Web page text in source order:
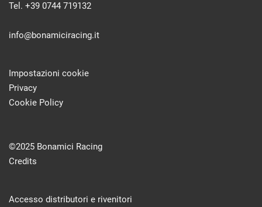
Tel. +39 0744 719132
info@bonamiciracing.it
Impostazioni cookie
Privacy
Cookie Policy
©2025 Bonamici Racing
Credits
Accesso distributori e rivenitori